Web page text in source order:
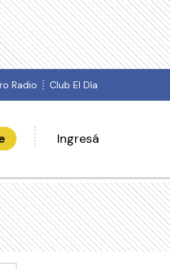
Radio Club El Día
Ingresá